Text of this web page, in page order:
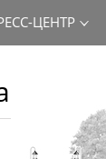
ЦЕНТР